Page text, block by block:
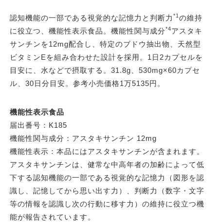
認知機能の一部である視覚的な記憶力と判断力 *1 の維持
に役立つ、機能性表示食品。機能性関与成分*4アスタキ
サンチンを12mg配合し、特定のブドウ抽出物、天然型
ビタミンEを組み合わせた設計を採用。1日2カプセルを
目安に、水などで摂取する。31.8g、530mg×60カプセ
ル、30日分目安。参考小売価格1万5135円。
機能性表示食品
届出番号：K185
機能性関与成分：アスタキサンチン 12mg
機能性表示：本品にはアスタキサンチンが含まれます。
アスタキサンチンは、健常な中高年者の加齢によって低
下する認知機能の一部である視覚的な記憶力（図形を認
識し、記憶してから思い出す力）、判断力（数字・文字
等の情報を認識し次の行動に移す力）の維持に役立つ機
能が報告されています。